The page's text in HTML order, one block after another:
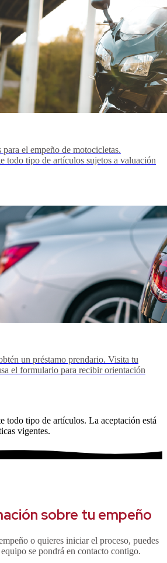
el empeño de motocicletas.
todo tipo de artículos sujetos a valuación
un préstamo prendario. Visita tu
el formulario para recibir orientación
todo tipo de artículos. La aceptación está
vigentes.
sobre tu empeño
o quieres iniciar el proceso, puedes
se pondrá en contacto contigo.